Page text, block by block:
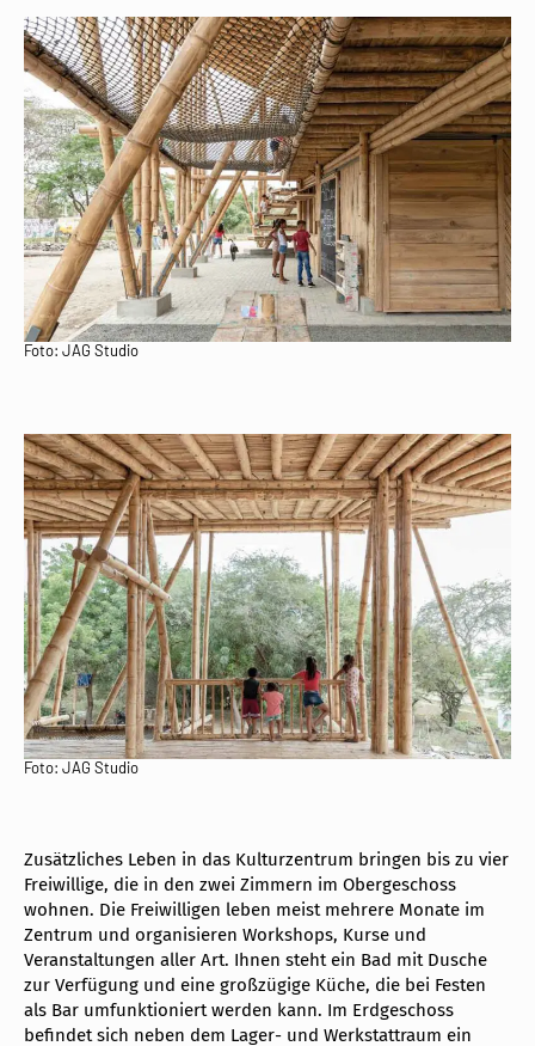
Foto: JAG Studio
Foto: JAG Studio
Zusätzliches Leben in das Kulturzentrum bringen bis zu vier
Freiwillige, die in den zwei Zimmern im Obergeschoss
wohnen. Die Freiwilligen leben meist mehrere Monate im
Zentrum und organisieren Workshops, Kurse und
Veranstaltungen aller Art. Ihnen steht ein Bad mit Dusche
zur Verfügung und eine großzügige Küche, die bei Festen
als Bar umfunktioniert werden kann. Im Erdgeschoss
befindet sich neben dem Lager- und Werkstattraum ein